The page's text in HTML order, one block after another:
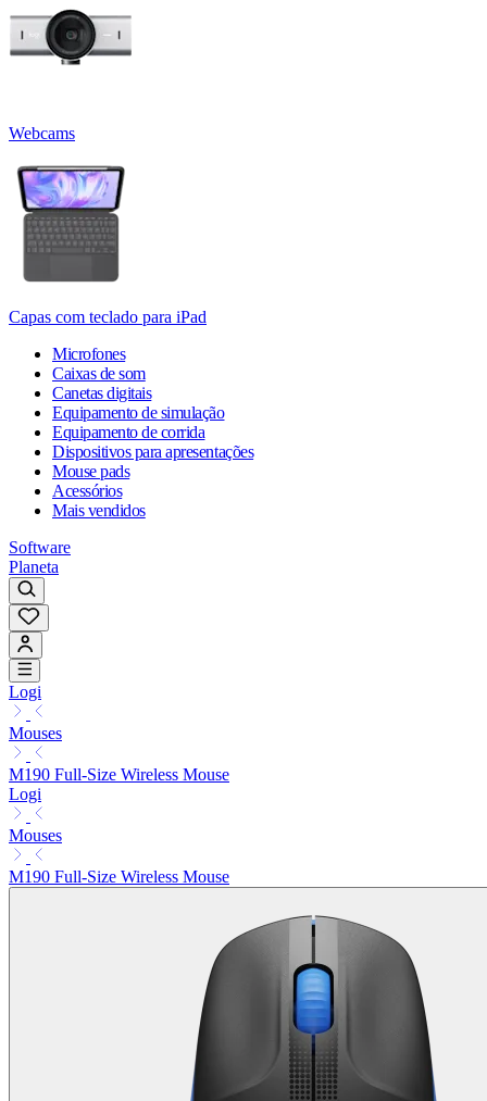
Webcams
Capas com teclado para iPad
Microfones
Caixas de som
Canetas digitais
Equipamento de simulação
Equipamento de corrida
Dispositivos para apresentações
Mouse pads
Acessórios
Mais vendidos
Software
Planeta
Logi
Mouses
M190 Full-Size Wireless Mouse
Logi
Mouses
M190 Full-Size Wireless Mouse